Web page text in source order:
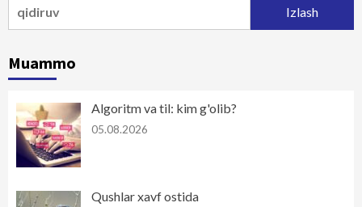
Muammo
Algoritm va til: kim g'olib?
05.08.2026
Qushlar xavf ostida